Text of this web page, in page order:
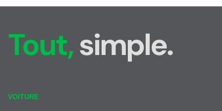
Tout,simple.
VOITURE